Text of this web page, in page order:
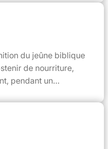
du jeûne biblique
de nourriture,
pendant un…